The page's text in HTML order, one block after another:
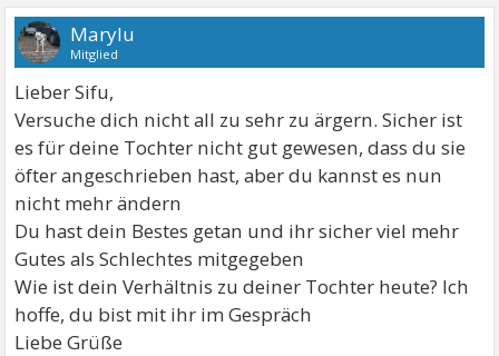
Marylu
Mitglied
Lieber Sifu,
Versuche dich nicht all zu sehr zu ärgern. Sicher ist
es für deine Tochter nicht gut gewesen, dass du sie
öfter angeschrieben hast, aber du kannst es nun
nicht mehr ändern
Du hast dein Bestes getan und ihr sicher viel mehr
Gutes als Schlechtes mitgegeben
Wie ist dein Verhältnis zu deiner Tochter heute? Ich
hoffe, du bist mit ihr im Gespräch
Liebe Grüße